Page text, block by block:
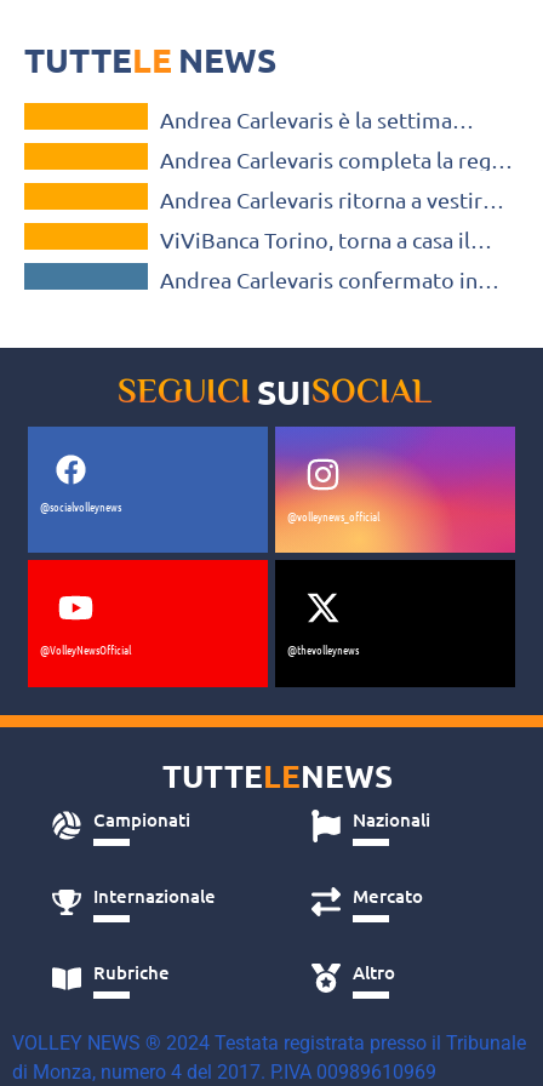
TUTTELE NEWS
VOLLEY MERCATO
Andrea Carlevaris è la settima
un’annata molto stimolante”
VOLLEY MERCATO
Andrea Carlevaris completa la regia
VOLLEY MERCATO
Andrea Carlevaris ritorna a vestire
VOLLEY MERCATO
ViViBanca Torino, torna a casa il
SERIE B / C / D
Andrea Carlevaris confermato in
SEGUICI SUISOCIAL
@socialvolleynews
@volleynews_official
@VolleyNewsOfficial @thevolleynews
TUTTELENEWS
Campionati Nazionali
Internazionale Mercato
Rubriche Altro
VOLLEY NEWS ® 2024 Testata registrata presso il Tribunale
di Monza, numero 4 del 2017. P.IVA 00989610969